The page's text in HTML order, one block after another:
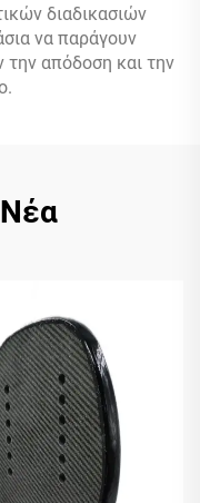
διαδικασιών
να παράγουν
απόδοση και την